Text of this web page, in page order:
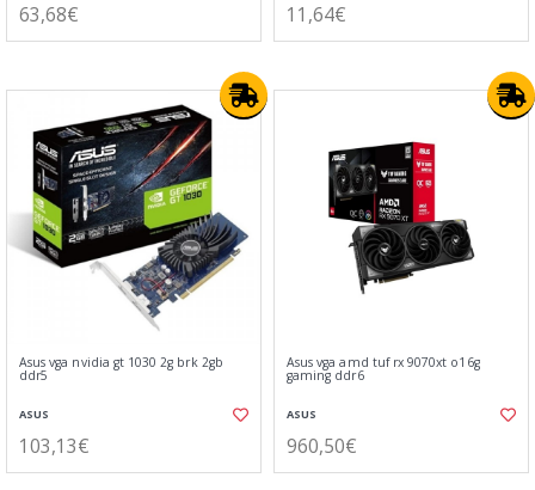
63,68€ 11,64€
Asus vga nvidia gt 1030 2g brk 2gb
ddr5
ASUS
103,13€
Asus vga amd tuf rx 9070xt o16g
gaming ddr6
ASUS
960,50€